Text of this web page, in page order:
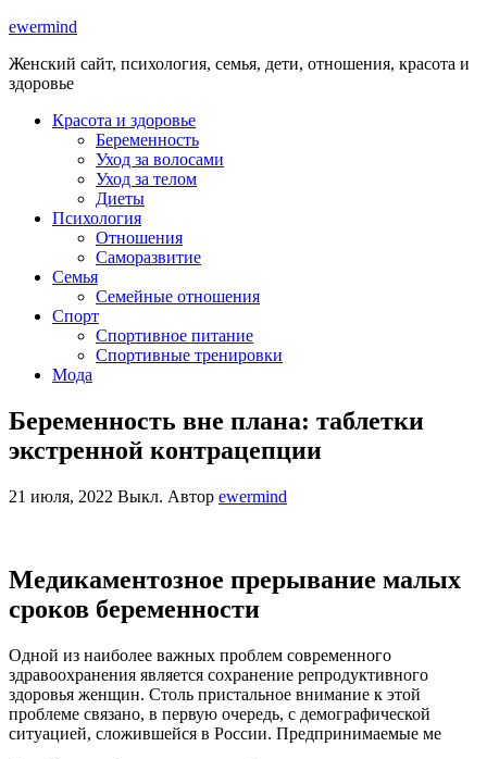
ewermind
Женский сайт, психология, семья, дети, отношения, красота и
здоровье
Красота и здоровье
Беременность
Уход за волосами
Уход за телом
Диеты
Психология
Отношения
Саморазвитие
Семья
Семейные отношения
Спорт
Спортивное питание
Спортивные тренировки
Мода
Беременность вне плана: таблетки
экстренной контрацепции
21 июля, 2022 Выкл. Автор ewermind
Медикаментозное прерывание малых
сроков беременности
Одной из наиболее важных проблем современного
здравоохранения является сохранение репродуктивного
здоровья женщин. Столь пристальное внимание к этой
проблеме связано, в первую очередь, с демографической
ситуацией, сложившейся в России. Предпринимаемые ме